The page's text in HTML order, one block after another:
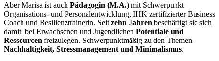
Aber Marisa ist auch Pädagogin (M.A.) mit Schwerpunkt
Organisations- und Personalentwicklung, IHK zertifizierter Business
Coach und Resilienztrainerin. Seit zehn Jahren beschäftigt sie sich
damit, bei Erwachsenen und Jugendlichen Potentiale und
Ressourcen freizulegen. Schwerpunktmäßig zu den Themen
Nachhaltigkeit, Stressmanagement und Minimalismus.